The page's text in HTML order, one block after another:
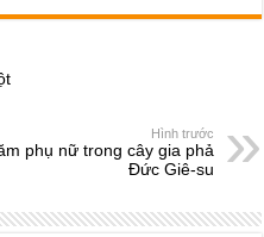
a
er ail ar
Hình trước
phụ nữ trong cây gia phả
Đức Giê-su